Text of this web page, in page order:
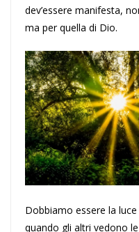
dev’essere manifesta,
ma per quella di Dio.
Dobbiamo essere la
quando gli altri vedono